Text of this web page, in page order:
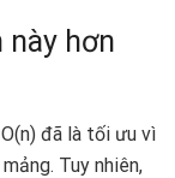
hơn
đã là tối ưu vì
Tuy nhiên,